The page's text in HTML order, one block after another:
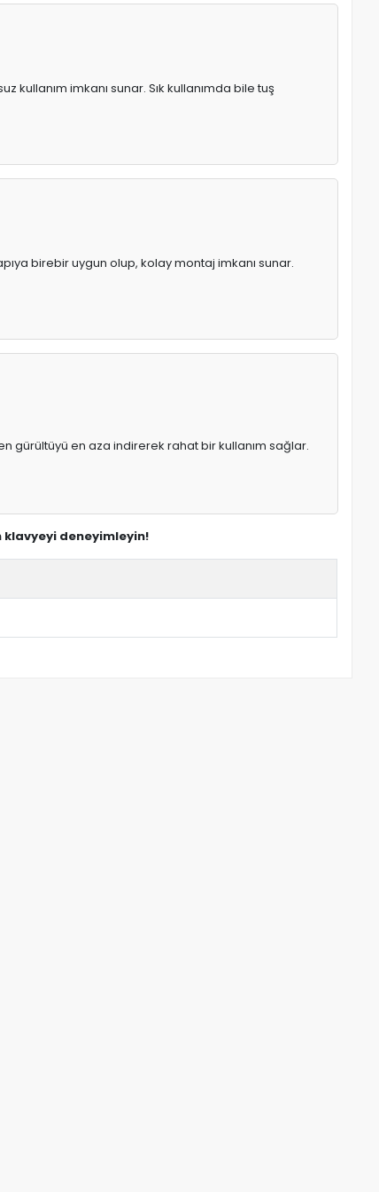
kullanım imkanı sunar. Sık kullanımda bile tuş
birebir uygun olup, kolay montaj imkanı sunar.
gürültüyü en aza indirerek rahat bir kullanım sağlar.
klavyeyi deneyimleyin!